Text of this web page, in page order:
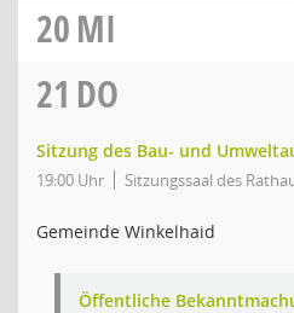
20MI
21 DO
Sitzung des Bau- und
19:00 Uhr Sitzungssaal des
Gemeinde Winkelhaid
Öffentliche